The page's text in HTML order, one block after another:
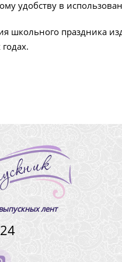
удобству в
школьного праздника
лент